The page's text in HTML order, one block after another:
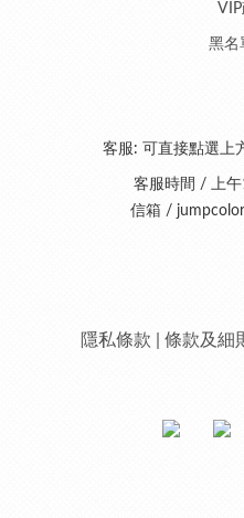
黑名
客服: 可直接點選上
客服時間 / 上
信箱 /
隱私條款 | 條款及細